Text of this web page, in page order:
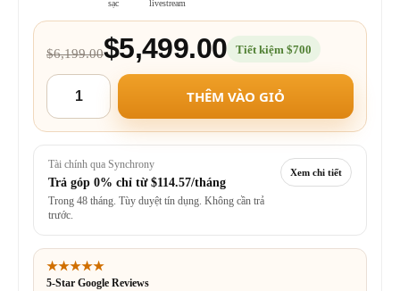
sạc
livestream
$6,199.00$5,499.00 Tiết kiệm $700
THÊM VÀO GIỎ
Tài chính qua Synchrony
Trả góp 0% chỉ từ $114.57/tháng
Trong 48 tháng. Tùy duyệt tín dụng. Không cần trả
trước.
Xem chi tiết
★★★★★
5-Star Google Reviews